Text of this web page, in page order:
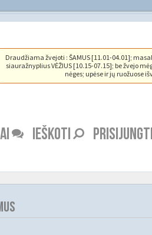
Draudžiama žvejoti : ŠAMUS [11.01-04.01];
siauražnyplius VĖŽIUS [10.15-07.15]; be žvejo
nėges; upėse ir jų ruožuose
IEŠKOTI PRISIJUNGTI